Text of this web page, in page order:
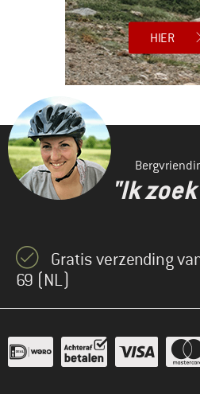
HIER
"Ik
Gratis verzending
69 (NL)